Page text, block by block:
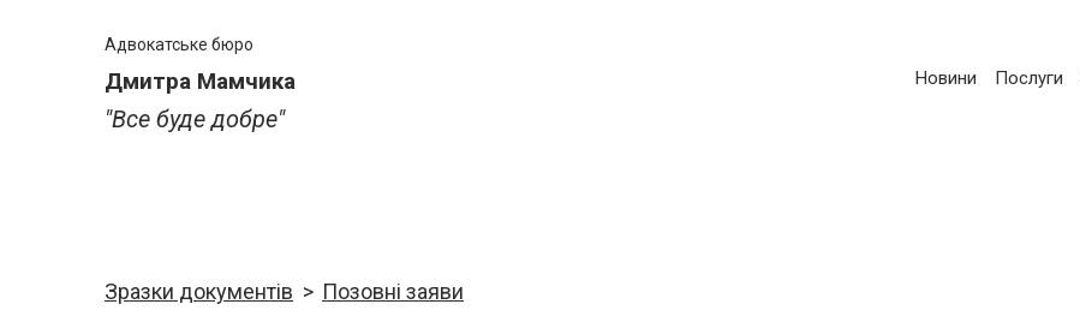
Адвокатське бюро
Дмитра Мамчика
"Все буде добре"
Новини Послуги
Зразки документів Позовні заяви